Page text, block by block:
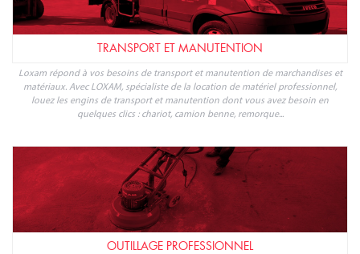
TRANSPORT ET MANUTENTION
Loxam répond à vos besoins de transport et manutention de marchandises et
matériaux. Avec LOXAM, spécialiste de la location de matériel professionnel,
louez les engins de transport et manutention dont vous avez besoin en
quelques clics : chariot, camion benne, remorque...
OUTILLAGE PROFESSIONNEL